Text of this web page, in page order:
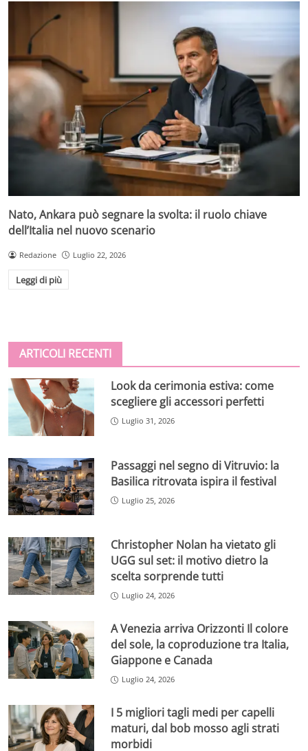
Nato, Ankara può segnare la svolta: il ruolo chiave
dell’Italia nel nuovo scenario
Redazione Luglio 22, 2026
Leggi di più
ARTICOLI RECENTI
Look da cerimonia estiva: come
scegliere gli accessori perfetti
Luglio 31, 2026
Passaggi nel segno di Vitruvio: la
Basilica ritrovata ispira il festival
Luglio 25, 2026
Christopher Nolan ha vietato gli
UGG sul set: il motivo dietro la
scelta sorprende tutti
Luglio 24, 2026
A Venezia arriva Orizzonti Il colore
del sole, la coproduzione tra Italia,
Giappone e Canada
Luglio 24, 2026
I 5 migliori tagli medi per capelli
maturi, dal bob mosso agli strati
morbidi